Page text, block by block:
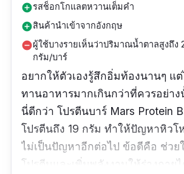
add_circleรสช็อกโกแลตหวานเต็มคำ
add_circleสินค้านำเข้าจากอังกฤษ
remove_circleผู้ใช้บางรายเห็นว่าปริมาณน้ำตาลสูงถึง
กรัม/บาร์
อยากให้ตัวเองรู้สึกอิ่มท้องนานๆ แ
ทานอาหารมากเกินกว่าที่ควรอย่า
นี่ดีกว่า โปรตีนบาร์ Mars Protein
โปรตีนถึง 19 กรัม ทำให้ปัญหาหิวโ
ไม่เป็นปัญหาอีกต่อไป ข้อดีคือ ช่วย
โปรตีนและเพิ่มพลังงานให้ร่างกายไ